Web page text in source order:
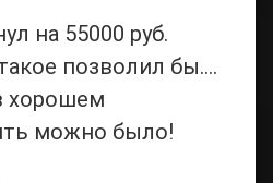
на 55000 руб.
позволил бы….
хорошем
можно было!